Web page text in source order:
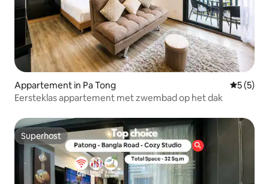
Appartement in Pa Tong
5 (5)
Eersteklas appartement met zwembad op het dak
Superhost
Superhost